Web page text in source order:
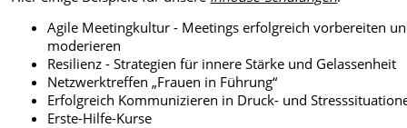
Agile Meetingkultur - Meetings erfolgreich vorbereiten
moderieren
Resilienz - Strategien für innere Stärke und Gelassenheit
Netzwerktreffen „Frauen in Führung“
Erfolgreich Kommunizieren in Druck- und
Erste-Hilfe-Kurse